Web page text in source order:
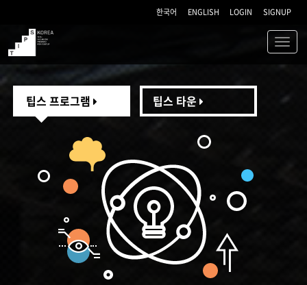
한국어 ENGLISH LOGIN SIGNUP
TIPS
팁스 프로그램 팁스 타운